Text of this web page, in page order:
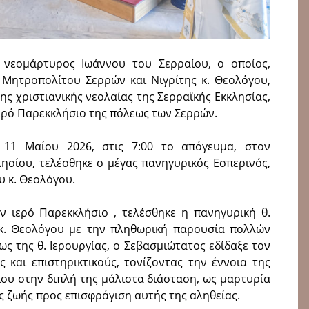
Ιωάννου του Σερραίου, ο οποίος,
Σερρών και Νιγρίτης κ. Θεολόγου,
χριστιανικής νεολαίας της Σερραϊκής Εκκλησίας,
Παρεκκλήσιο της πόλεως των Σερρών.
Μαΐου 2026, στις 7:00 το απόγευμα, στον
τελέσθηκε ο μέγας πανηγυρικός Εσπερινός,
κ. Θεολόγου.
Παρεκκλήσιο , τελέσθηκε η πανηγυρική θ.
Θεολόγου με την πληθωρική παρουσία πολλών
θ. Ιερουργίας, ο Σεβασμιώτατος εδίδαξε τον
επιστηρικτικούς, τονίζοντας την έννοια της
στην διπλή της μάλιστα διάσταση, ως μαρτυρία
ζωής προς επισφράγιση αυτής της αληθείας.